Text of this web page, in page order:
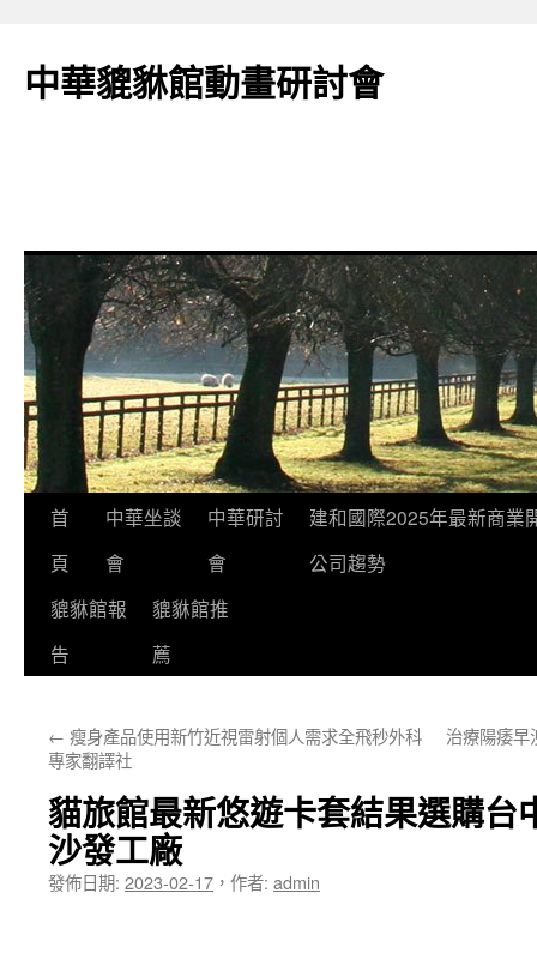
主
中華貔貅館動畫研討會
首
頁
中華坐談
會
中華研討
會
建和國際2025年最新商業
公司趨勢
貔貅館報
告
貔貅館推
薦
← 瘦身產品使用新竹近視雷射個人需求全飛秒外科
專家翻譯社
治療陽痿早
貓旅館最新悠遊卡套結果選購台
沙發工廠
發佈日期: 2023-02-17 ， 作者: admin